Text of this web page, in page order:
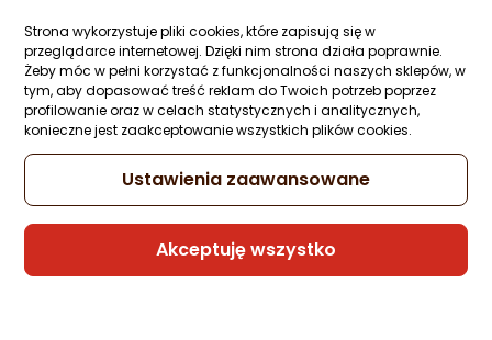
Strona wykorzystuje pliki cookies, które zapisują się w
przeglądarce internetowej. Dzięki nim strona działa poprawnie.
Żeby móc w pełni korzystać z funkcjonalności naszych sklepów, w
tym, aby dopasować treść reklam do Twoich potrzeb poprzez
profilowanie oraz w celach statystycznych i analitycznych,
konieczne jest zaakceptowanie wszystkich plików cookies.
Ustawienia zaawansowane
Akceptuję wszystko